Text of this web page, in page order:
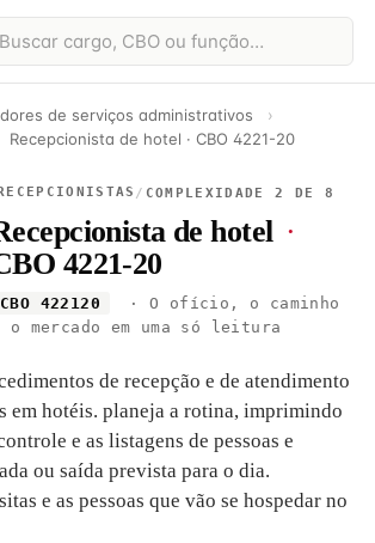
de serviços administrativos
›
Recepcionista de hotel · CBO 4221-20
/ COMPLEXIDADE 2 DE 8
de hotel ·
4221-20
CBO 422120
· O ofício, o caminho
o mercado em uma só leitura
de recepção e de atendimento
em hotéis. planeja a rotina, imprimindo
e as listagens de pessoas e
ou saída prevista para o dia.
e as pessoas que vão se hospedar no